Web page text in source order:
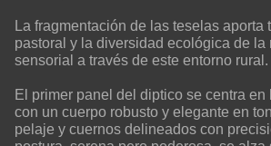
La fragmentación de las teselas
pastoral y la diversidad ecológica de
sensorial a través de este entorno rural.
El primer panel del diptico se centra
con un cuerpo robusto y elegante en
pelaje y cuernos delineados con